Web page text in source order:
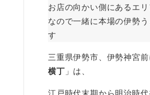
お店の向かい側にあるエ
なので一緒に本場の伊勢
す
三重県伊勢市、伊勢神宮
横丁 」は、
江戸時代末期から明治時